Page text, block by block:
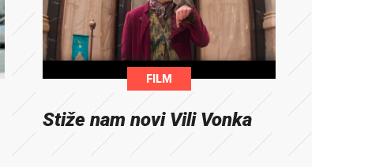
FILM
Stiže nam novi Vili Vonka